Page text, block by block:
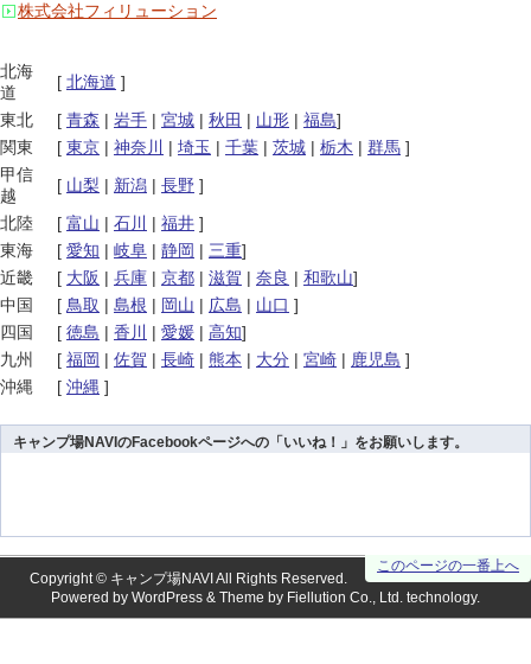
株式会社フィリューション
北海
道
[ 北海道 ]
東北
[ 青森 | 岩手 | 宮城 | 秋田 | 山形 | 福島]
関東
[ 東京 | 神奈川 | 埼玉 | 千葉 | 茨城 | 栃木 | 群馬 ]
甲信
越
[ 山梨 | 新潟 | 長野 ]
北陸
[ 富山 | 石川 | 福井 ]
東海
[ 愛知 | 岐阜 | 静岡 | 三重]
近畿
[ 大阪 | 兵庫 | 京都 | 滋賀 | 奈良 | 和歌山]
中国
[ 鳥取 | 島根 | 岡山 | 広島 | 山口 ]
四国
[ 徳島 | 香川 | 愛媛 | 高知]
九州
[ 福岡 | 佐賀 | 長崎 | 熊本 | 大分 | 宮崎 | 鹿児島 ]
沖縄
[ 沖縄 ]
キャンプ場NAVIのFacebookページへの「いいね！」をお願いします。
このページの一番上へ
Copyright © キャンプ場NAVI All Rights Reserved.
Powered by WordPress & Theme by Fiellution Co., Ltd. technology.